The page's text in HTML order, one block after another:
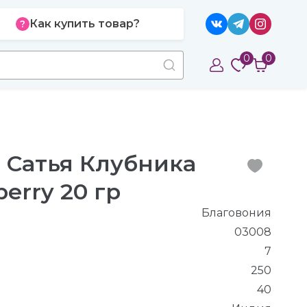
Как купить товар?
0 0
Клубника
20 гр
Благовония
03008
7
250
40